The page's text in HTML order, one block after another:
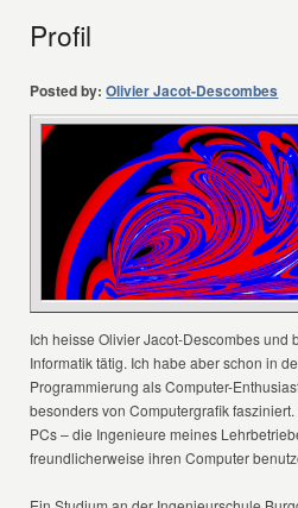
Profil
Posted by: Olivier Jacot-Descombes
Ich heisse Olivier Jacot-Descombes und
Informatik tätig. Ich habe aber schon in
Programmierung als Computer-
besonders von Computergrafik
PCs – die Ingenieure meines
freundlicherweise ihren Computer